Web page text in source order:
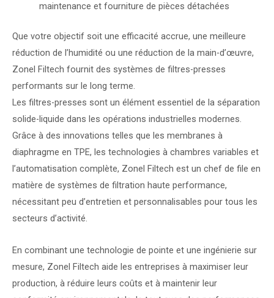
maintenance et fourniture de pièces détachées
Que votre objectif soit une efficacité accrue, une meilleure
réduction de l’humidité ou une réduction de la main-d’œuvre,
Zonel Filtech fournit des systèmes de filtres-presses
performants sur le long terme.
Les filtres-presses sont un élément essentiel de la séparation
solide-liquide dans les opérations industrielles modernes.
Grâce à des innovations telles que les membranes à
diaphragme en TPE, les technologies à chambres variables et
l’automatisation complète, Zonel Filtech est un chef de file en
matière de systèmes de filtration haute performance,
nécessitant peu d’entretien et personnalisables pour tous les
secteurs d’activité.
En combinant une technologie de pointe et une ingénierie sur
mesure, Zonel Filtech aide les entreprises à maximiser leur
production, à réduire leurs coûts et à maintenir leur